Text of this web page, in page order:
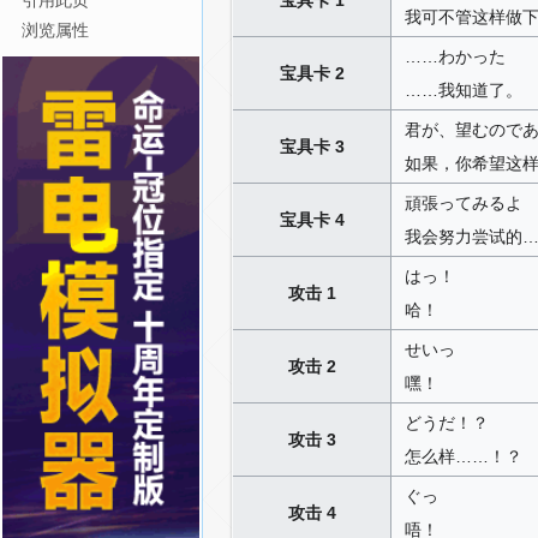
我可不管这样做
宝具卡 2
……わかった
……我知道了。
宝具卡 3
君が、望むので
如果，你希望这样
宝具卡 4
頑張ってみるよ
我会努力尝试的
攻击 1
はっ！
哈！
攻击 2
せいっ
嘿！
攻击 3
どうだ！？
怎么样……！？
攻击 4
ぐっ
唔！
浏览属性